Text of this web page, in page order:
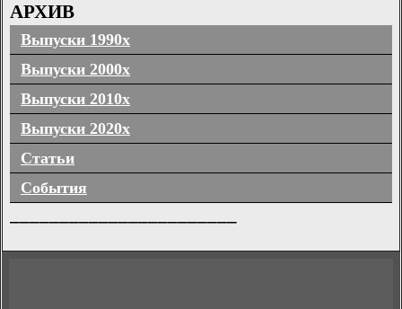
АРХИВ
Выпуски 1990х
Выпуски 2000х
Выпуски 2010х
Выпуски 2020х
Статьи
События